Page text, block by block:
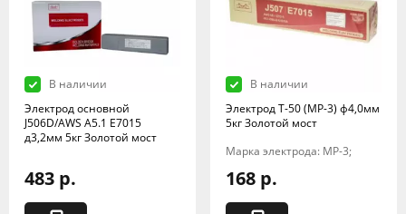
В наличии
Электрод основной
J506D/AWS A5.1 E7015
д3,2мм 5кг Золотой мост
483 р.
В наличии
Электрод Т-50 (МР-3) ф4,0мм
5кг Золотой мост
Марка электрода: МР-3;
168 р.